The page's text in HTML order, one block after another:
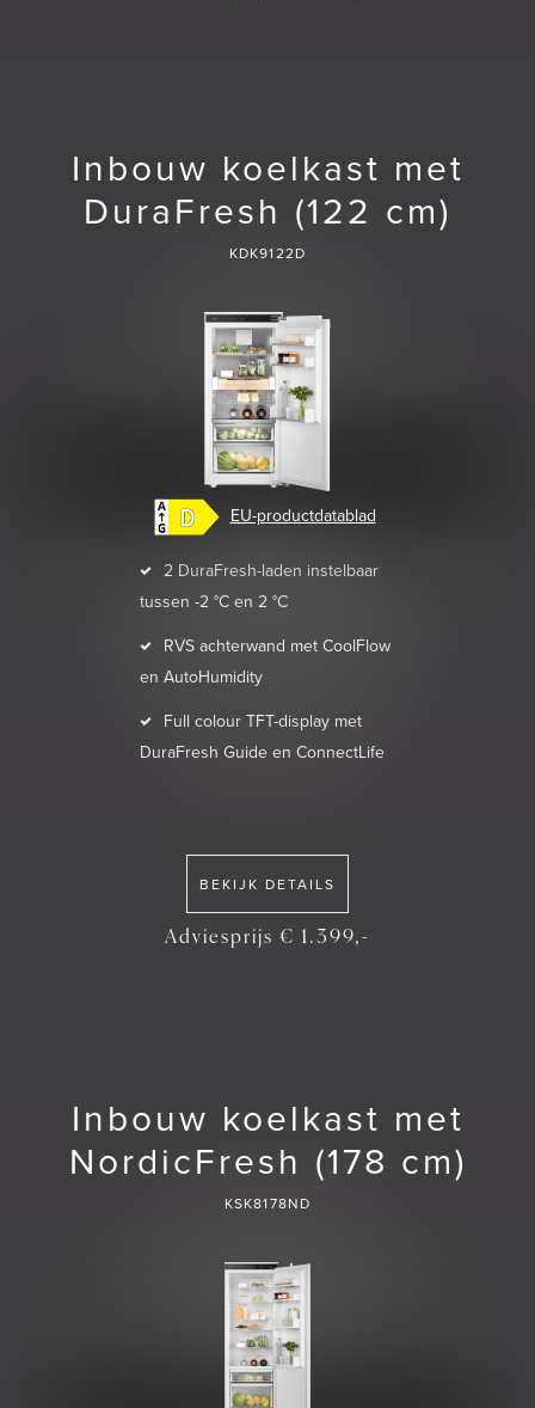
Inbouw koelkast met
DuraFresh (122 cm)
KDK9122D
EU-productdatablad
2 DuraFresh-laden instelbaar
tussen -2 °C en 2 °C
RVS achterwand met CoolFlow
en AutoHumidity
Full colour TFT-display met
DuraFresh Guide en ConnectLife
BEKIJK DETAILS
Adviesprijs € 1.399,-
Inbouw koelkast met
NordicFresh (178 cm)
KSK8178ND